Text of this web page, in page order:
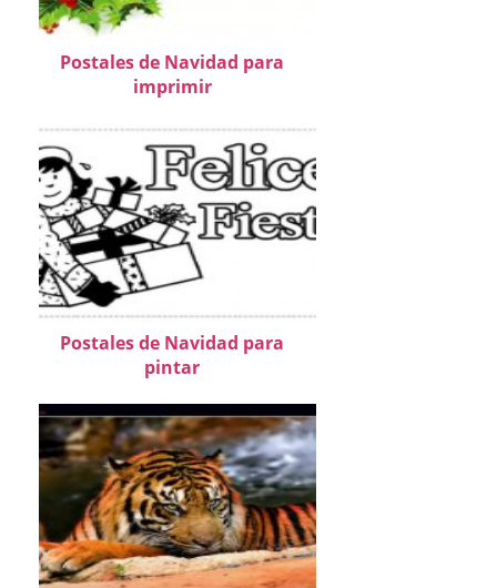
Postales de Navidad para
imprimir
Postales de Navidad para
pintar